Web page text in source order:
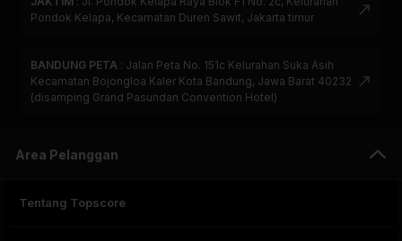
Pondok Kelapa, Kecamatan Duren Sawit, Jakarta timur
BANDUNG PETA: Jalan Peta No. 151c Kelurahan Suka Asih
Kecamatan Bojongloa Kaler Kota Bandung, Jawa Barat 40232
(disamping Grand Pasundan Convention Hotel)
Area Pelanggan
Tentang Topscore